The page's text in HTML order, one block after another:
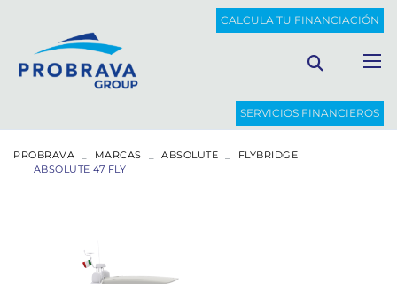
CALCULA TU FINANCIACIÓN
SERVICIOS FINANCIEROS
PROBRAVA MARCAS ABSOLUTE
FLYBRIDGE
ABSOLUTE 47 FLY